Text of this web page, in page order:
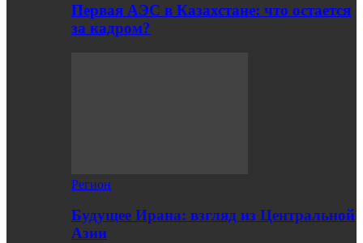
Первая АЭС в Казахстане: что остается
за кадром?
Регион
Будущее Ирана: взгляд из Центральной
Азии